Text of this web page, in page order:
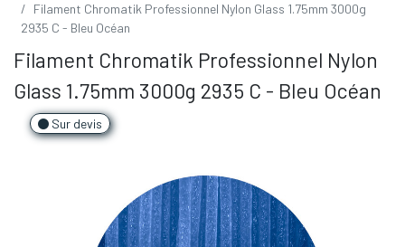
Filament Chromatik Professionnel Nylon Glass 1.75mm 3000g
2935 C - Bleu Océan
Filament Chromatik Professionnel Nylon
Glass 1.75mm 3000g 2935 C - Bleu Océan
Sur devis